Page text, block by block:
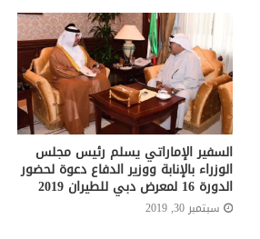
السفير الإماراتي يسلم رئيس مجلس
الوزراء بالإنابة ووزير الدفاع دعوة لحضور
الدورة 16 لمعرض دبي للطيران 2019
سبتمبر 30, 2019